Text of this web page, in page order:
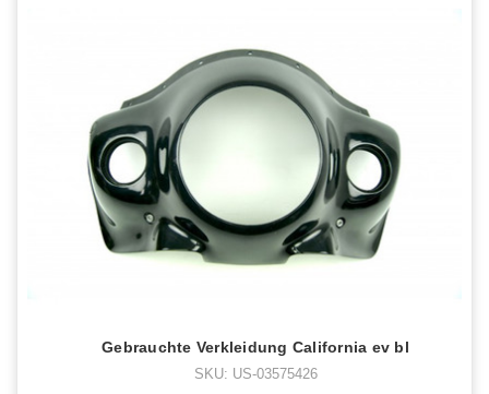
Gebrauchte Verkleidung California ev bl
SKU: US-03575426